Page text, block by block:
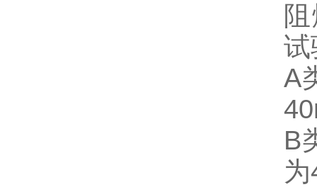
A
B